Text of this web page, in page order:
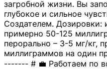
загробной жизни. Вы
глубокое и сильное
Создателем. Дозировки:
примерно 50-125
перорально – 3-5 мг/кг,
миллиграммов на
------- # 💼 Работаем по